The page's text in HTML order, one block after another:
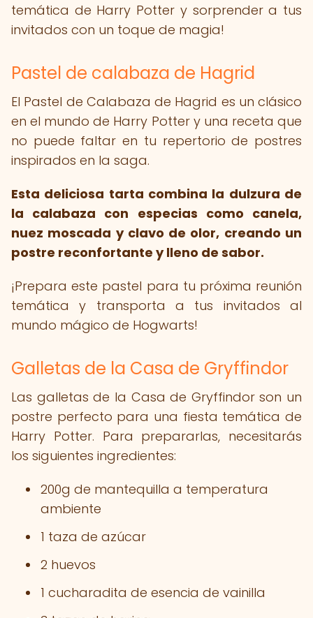
temática de Harry Potter y sorprender a tus
invitados con un toque de magia!
Pastel de calabaza de Hagrid
El Pastel de Calabaza de Hagrid es un clásico
en el mundo de Harry Potter y una receta que
no puede faltar en tu repertorio de postres
inspirados en la saga.
Esta deliciosa tarta combina la dulzura de
la calabaza con especias como canela,
nuez moscada y clavo de olor, creando un
postre reconfortante y lleno de sabor.
¡Prepara este pastel para tu próxima reunión
temática y transporta a tus invitados al
mundo mágico de Hogwarts!
Galletas de la Casa de Gryffindor
Las galletas de la Casa de Gryffindor son un
postre perfecto para una fiesta temática de
Harry Potter. Para prepararlas, necesitarás
los siguientes ingredientes:
200g de mantequilla a temperatura
ambiente
1 taza de azúcar
2 huevos
1 cucharadita de esencia de vainilla